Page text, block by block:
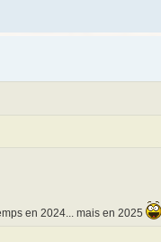
en 2024... mais en 2025